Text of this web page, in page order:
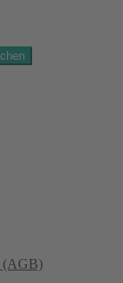
(AGB)